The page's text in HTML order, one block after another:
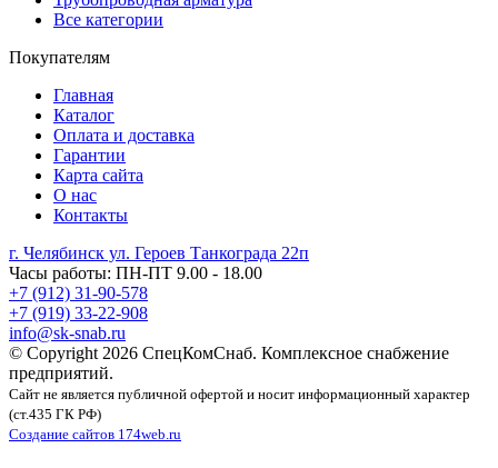
Все категории
Покупателям
Главная
Каталог
Оплата и доставка
Гарантии
Карта сайта
О нас
Контакты
г. Челябинск ул. Героев Танкограда 22п
Часы работы: ПН-ПТ 9.00 - 18.00
+7 (912) 31-90-578
+7 (919) 33-22-908
info@sk-snab.ru
© Copyright 2026 СпецКомСнаб. Комплексное снабжение
предприятий.
Сайт не является публичной офертой и носит информационный характер
(ст.435 ГК РФ)
Создание сайтов 174web.ru